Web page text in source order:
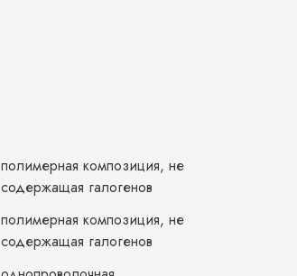
полимерная композиция, не
содержащая галогенов
полимерная композиция, не
содержащая галогенов